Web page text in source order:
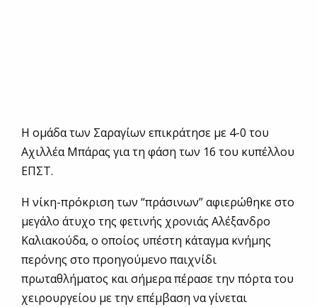
Η ομάδα των Σαραγίων επικράτησε με 4-0 του
Αχιλλέα Μπάρας για τη φάση των 16 του κυπέλλου
ΕΠΣΤ.
Η νίκη-πρόκριση των “πράσινων” αφιερώθηκε στο
μεγάλο άτυχο της φετινής χρονιάς Αλέξανδρο
Καλιακούδα, ο οποίος υπέστη κάταγμα κνήμης
περόνης στο προηγούμενο παιχνίδι
πρωταθλήματος και σήμερα πέρασε την πόρτα του
χειρουργείου με την επέμβαση να γίνεται